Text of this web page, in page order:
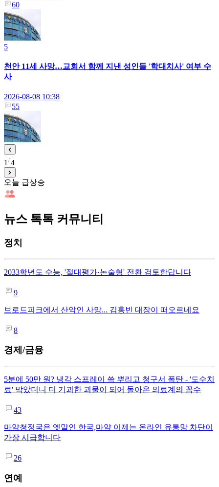
60
5
천안 11세 사망…교회서 함께 지낸 성인들 '학대치사' 여부 수
사
2026-08-08 10:38
55
1 4
오늘 급상승
뉴스 톡톡 커뮤니티
정치
2033학년도 수능, '절대평가·논술형' 전환 검토한답니다
9
브로드피크에서 산악인 사망... 김홍빈 대장이 떠오르네요
8
경제/금융
5분에 50만 원? 냉각 스프레이 쓱 뿌리고 청구서 폭탄 - '도수치
료' 막았더니 더 기괴한 괴물이 되어 돌아온 의료계의 꼼수
43
마약청정국은 옛말인 한국,마약 이제는 온라인 유통망 차단이
가장 시급합니다
26
연예